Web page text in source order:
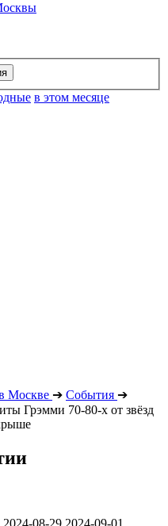
в этом месяце
Москве ➔ События ➔
Грэмми 70-80-х от звёзд